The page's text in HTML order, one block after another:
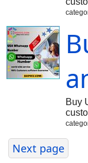
Buy
Next page